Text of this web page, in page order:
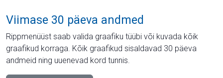
Viimase 30 päeva andmed
Rippmenüüst saab valida graafiku tüübi või kuvada kõik
graafikud korraga. Kõik graafikud sisaldavad 30 päeva
andmeid ning uuenevad kord tunnis.